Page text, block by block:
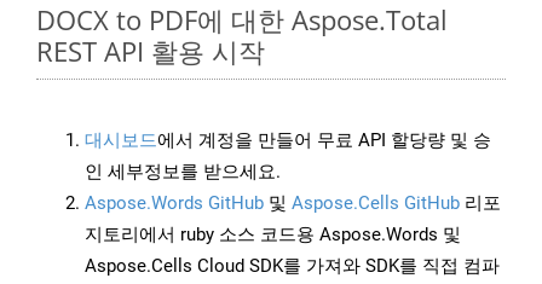
DOCX to PDF에 대한 Aspose.Total
REST API 활용 시작
대시보드에서 계정을 만들어 무료 API 할당량 및 승
인 세부정보를 받으세요.
Aspose.Words GitHub 및 Aspose.Cells GitHub 리포
지토리에서 ruby 소스 코드용 Aspose.Words 및
Aspose.Cells Cloud SDK를 가져와 SDK를 직접 컴파